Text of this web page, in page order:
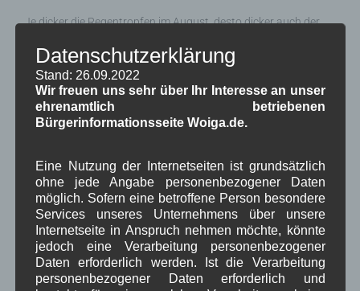
Je dicker die Regentropfen im August, desto dicker auch der
Neueste Kommentare
WBEbeiÜber uns
Josef Otler, Verein fürr GeschichtebeiÜber uns
Gerd Erfertbei Über uns
Beitragsarchiv
August 2026(2)
Datenschutzerklärung
Stand: 26.09.2022
Wir freuen uns sehr über Ihr Interesse an unser
ehrenamtlich betriebenen
Bürgerinformationsseite Woiga.de.
Eine Nutzung der Internetseiten ist grundsätzlich
ohne jede Angabe personenbezogener Daten
möglich. Sofern eine betroffene Person besondere
Services unseres Unternehmens über unsere
Internetseite in Anspruch nehmen möchte, könnte
jedoch eine Verarbeitung personenbezogener
Daten erforderlich werden. Ist die Verarbeitung
personenbezogener Daten erforderlich und